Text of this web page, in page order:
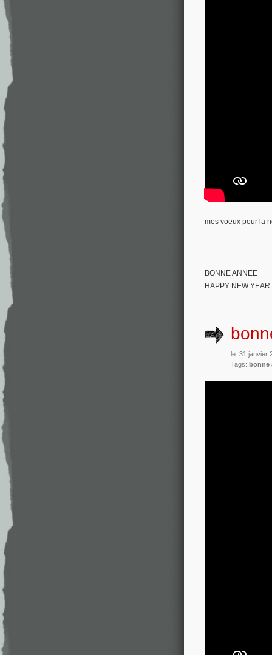
mes voeux pour la
BONNE ANNEE
HAPPY NEW YEAR
le: 31 janvier
Tags: bonne